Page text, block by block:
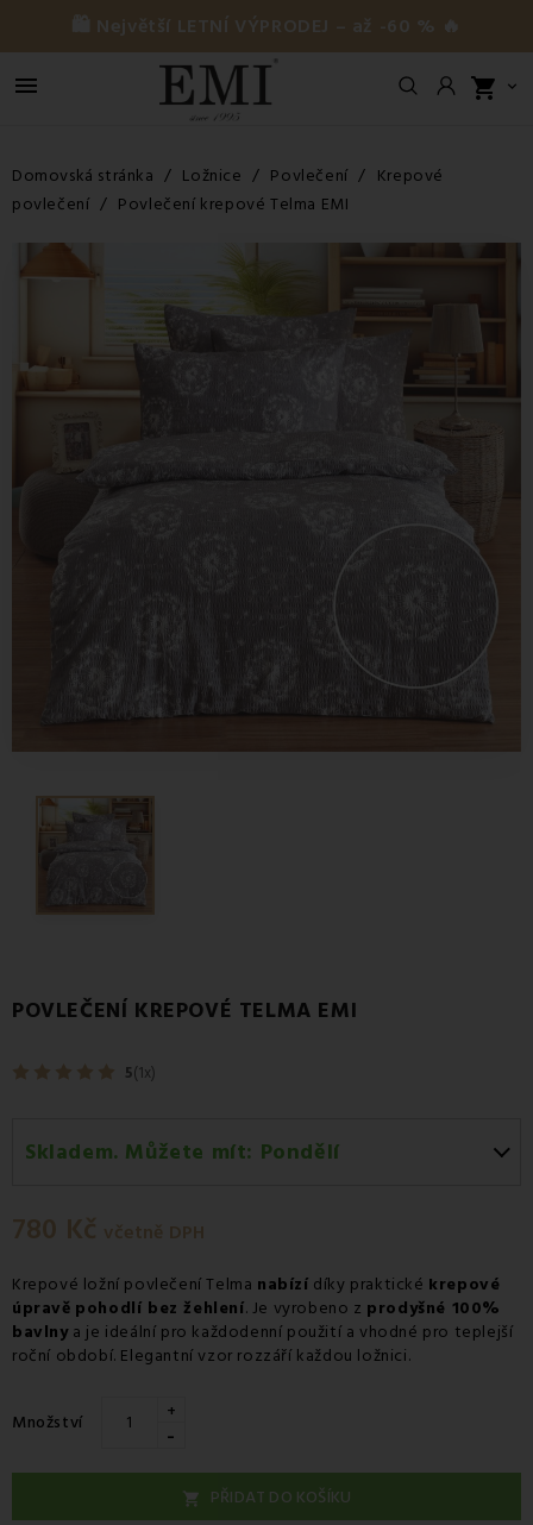
🛍️ Největší LETNÍ VÝPRODEJ – až -60 % 🔥
 shopping_cart 
Domovská stránka Ložnice Povlečení
Krepové
povlečení
Povlečení krepové Telma EMI
POVLEČENÍ KREPOVÉ TELMA EMI
5(1x)
Skladem. Můžete mít: Pondělí
Zásilkovna.
780 Kč včetně DPH
Krepové ložní povlečení Telma nabízí díky praktické krepové
úpravě pohodlí bez žehlení. Je vyrobeno z prodyšné 100%
bavlnya je ideální pro každodenní použití a vhodné pro teplejší
roční období. Elegantní vzor rozzáří každou ložnici.
Množství +
-
 PŘIDAT DO KOŠÍKU